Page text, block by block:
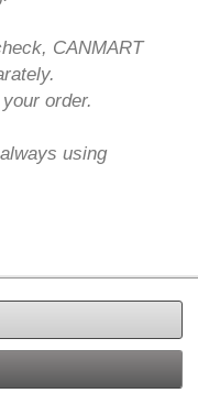
CANMART
order.
using